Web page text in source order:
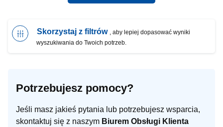
Skorzystaj z filtrów , aby lepiej dopasować wyniki
wyszukiwania do Twoich potrzeb.
Potrzebujesz pomocy?
Jeśli masz jakieś pytania lub potrzebujesz wsparcia,
skontaktuj się z naszym Biurem Obsługi Klienta